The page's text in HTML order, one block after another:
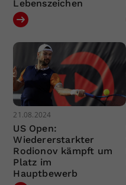
Lebenszeichen
21.08.2024
US Open:
Wiedererstarkter
Rodionov kämpft um
Platz im
Hauptbewerb